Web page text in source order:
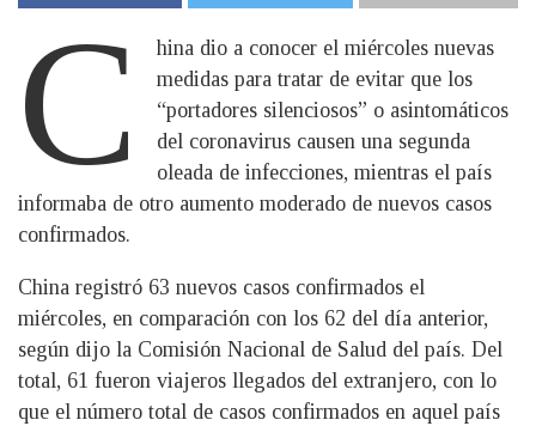
C
hina dio a conocer el miércoles nuevas
medidas para tratar de evitar que los
“portadores silenciosos” o asintomáticos
del coronavirus causen una segunda
oleada de infecciones, mientras el país
informaba de otro aumento moderado de nuevos casos
confirmados.
China registró 63 nuevos casos confirmados el
miércoles, en comparación con los 62 del día anterior,
según dijo la Comisión Nacional de Salud del país. Del
total, 61 fueron viajeros llegados del extranjero, con lo
que el número total de casos confirmados en aquel país